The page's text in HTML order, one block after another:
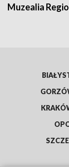
Muzealia